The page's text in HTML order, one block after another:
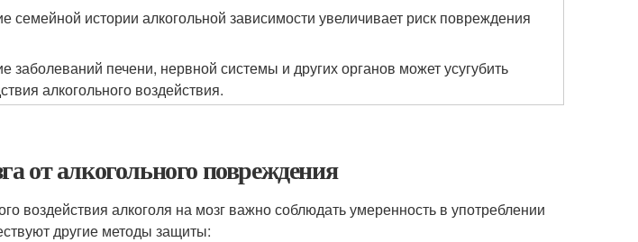
семейной истории алкогольной зависимости увеличивает риск повреждения
заболеваний печени, нервной системы и других органов может усугубить
алкогольного воздействия.
от алкогольного повреждения
воздействия алкоголя на мозг важно соблюдать умеренность в употреблении
другие методы защиты: